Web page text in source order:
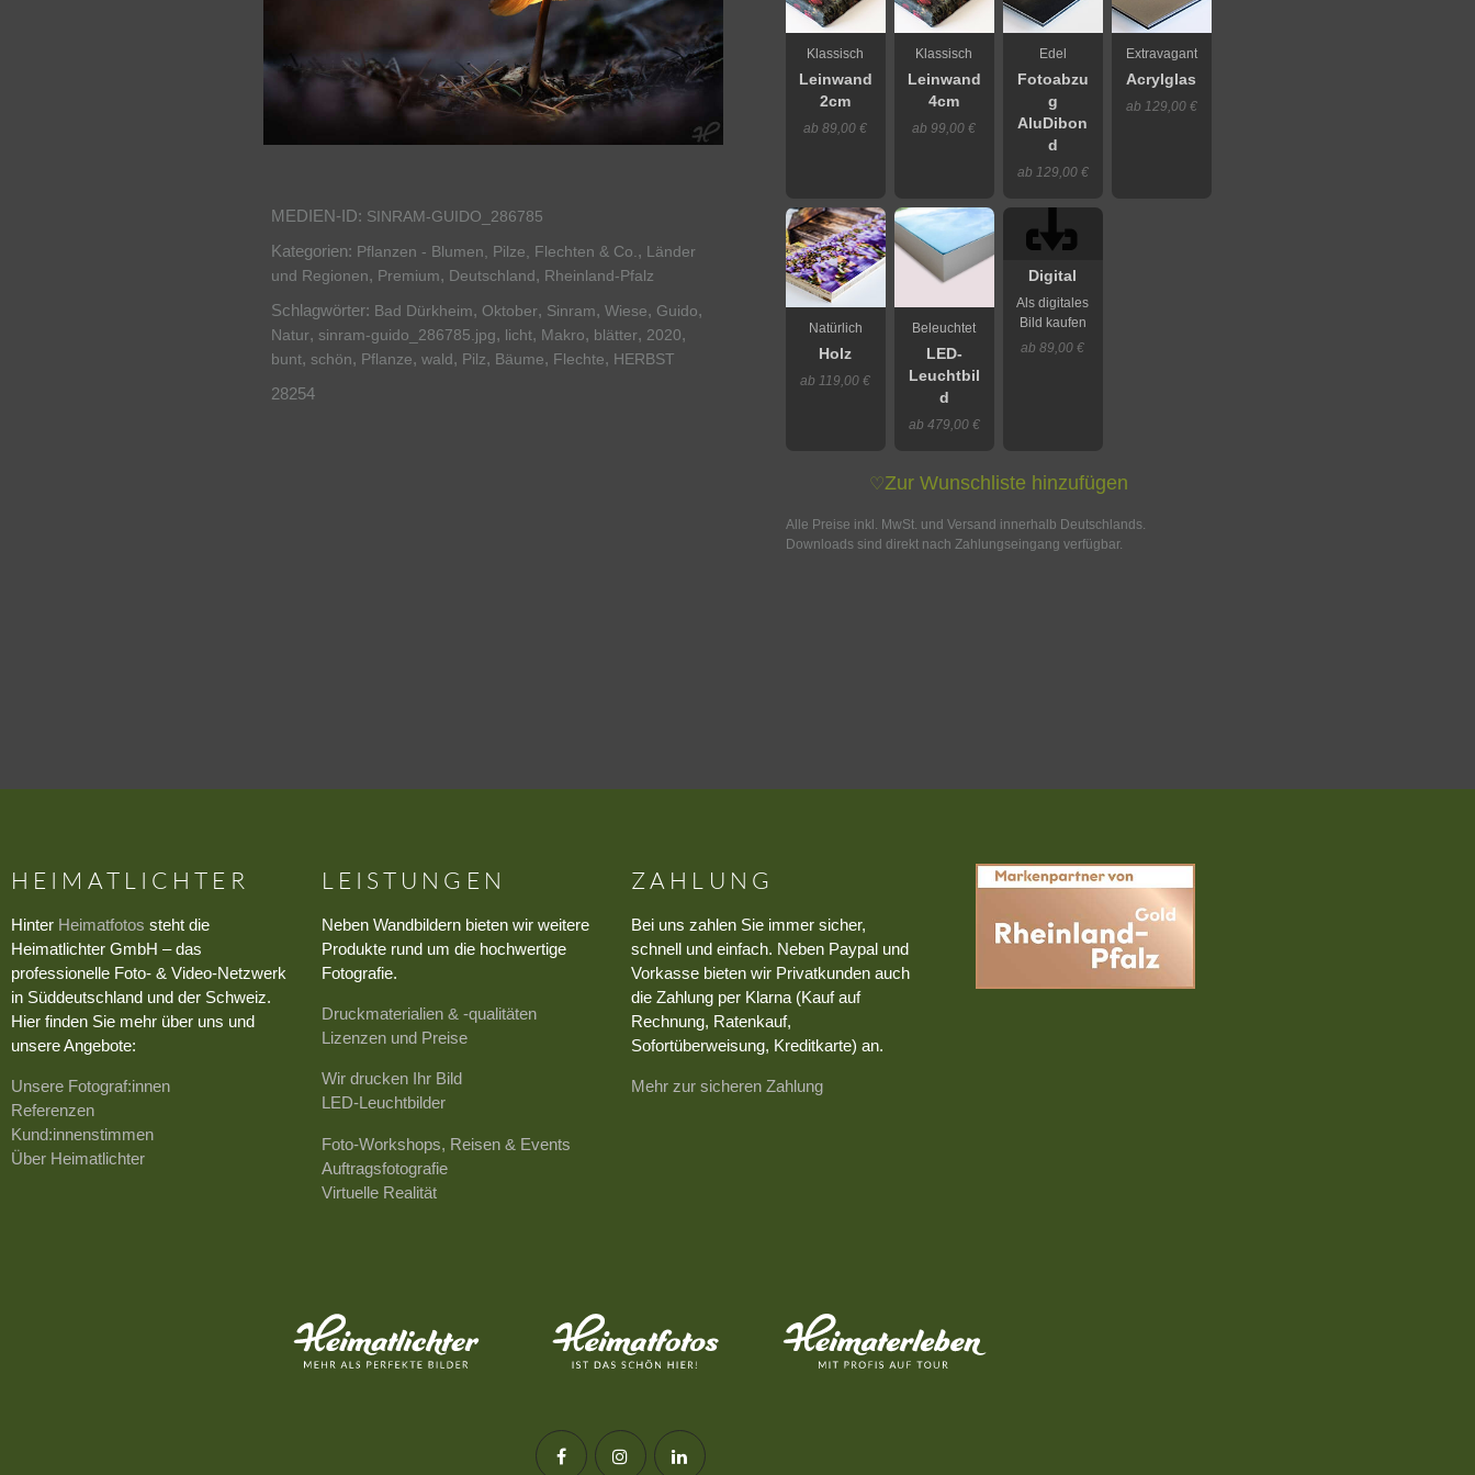
MEDIEN-ID: SINRAM-GUIDO_286785
Kategorien: Pflanzen - Blumen, Pilze, Flechten & Co., Länder
und Regionen, Premium, Deutschland, Rheinland-Pfalz
Schlagwörter: Bad Dürkheim, Oktober, Sinram, Wiese, Guido,
Natur, sinram-guido_286785.jpg, licht, Makro, blätter, 2020,
bunt, schön, Pflanze, wald, Pilz, Bäume, Flechte, HERBST
28254
Klassisch
Leinwand
2cm
ab 89,00 €
Klassisch
Leinwand
4cm
ab 99,00 €
Edel
Fotoabzu
g
AluDibon
d
ab 129,00 €
Extravagant
Acrylglas
ab 129,00 €
Natürlich
Holz
ab 119,00 €
Beleuchtet
LED-
Leuchtbil
d
ab 479,00 €
Digital
Als digitales
Bild kaufen
ab 89,00 €
♡Zur Wunschliste hinzufügen
Alle Preise inkl. MwSt. und Versand innerhalb Deutschlands.
Downloads sind direkt nach Zahlungseingang verfügbar.
HEIMATLICHTER
Hinter Heimatfotos steht die
Heimatlichter GmbH – das
professionelle Foto- & Video-Netzwerk
in Süddeutschland und der Schweiz.
Hier finden Sie mehr über uns und
unsere Angebote:
Unsere Fotograf:innen
Referenzen
Kund:innenstimmen
Über Heimatlichter
LEISTUNGEN
Neben Wandbildern bieten wir weitere
Produkte rund um die hochwertige
Fotografie.
Druckmaterialien & -qualitäten
Lizenzen und Preise
Wir drucken Ihr Bild
LED-Leuchtbilder
Foto-Workshops, Reisen & Events
Auftragsfotografie
Virtuelle Realität
ZAHLUNG
Bei uns zahlen Sie immer sicher,
schnell und einfach. Neben Paypal und
Vorkasse bieten wir Privatkunden auch
die Zahlung per Klarna (Kauf auf
Rechnung, Ratenkauf,
Sofortüberweisung, Kreditkarte) an.
Mehr zur sicheren Zahlung